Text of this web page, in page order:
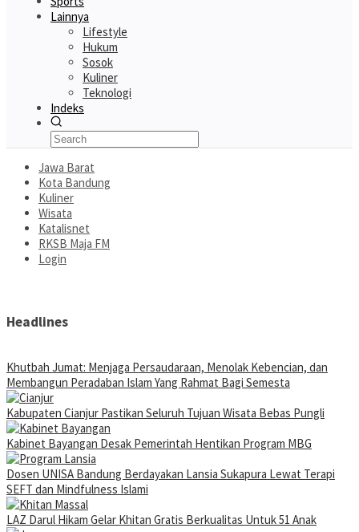
Lainnya
Lifestyle
Hukum
Sosok
Kuliner
Teknologi
Indeks
Jawa Barat
Kota Bandung
Kuliner
Wisata
Katalisnet
RKSB Maja FM
Login
Headlines
Khutbah Jumat: Menjaga Persaudaraan, Menolak Kebencian, dan
Membangun Peradaban Islam Yang Rahmat Bagi Semesta
Kabupaten Cianjur Pastikan Seluruh Tujuan Wisata Bebas Pungli
Kabinet Bayangan Desak Pemerintah Hentikan Program MBG
Dosen UNISA Bandung Berdayakan Lansia Sukapura Lewat Terapi
SEFT dan Mindfulness Islami
LAZ Darul Hikam Gelar Khitan Gratis Berkualitas Untuk 51 Anak